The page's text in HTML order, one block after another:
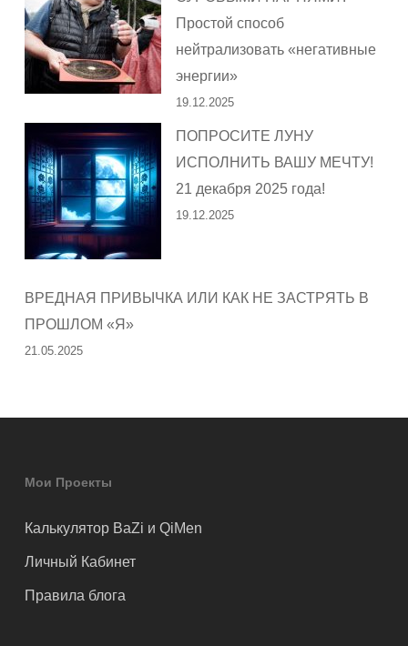
Простой способ
нейтрализовать «негативные
энергии»
19.12.2025
ПОПРОСИТЕ ЛУНУ
ИСПОЛНИТЬ ВАШУ МЕЧТУ!
21 декабря 2025 года!
19.12.2025
ВРЕДНАЯ ПРИВЫЧКА ИЛИ КАК НЕ ЗАСТРЯТЬ В
ПРОШЛОМ «Я»
21.05.2025
Мои Проекты
Калькулятор BaZi и QiMen
Личный Кабинет
Правила блога